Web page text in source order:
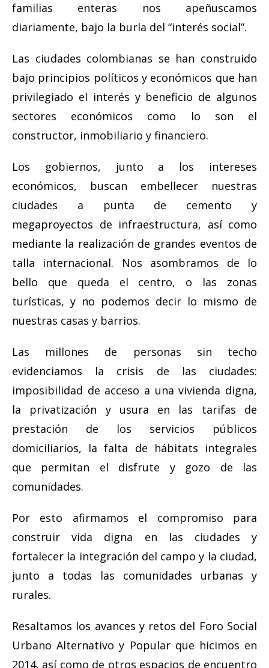
familias enteras nos apeñuscamos
diariamente, bajo la burla del “interés social”.
Las ciudades colombianas se han construido
bajo principios políticos y económicos que han
privilegiado el interés y beneficio de algunos
sectores económicos como lo son el
constructor, inmobiliario y financiero.
Los gobiernos, junto a los intereses
económicos, buscan embellecer nuestras
ciudades a punta de cemento y
megaproyectos de infraestructura, así como
mediante la realización de grandes eventos de
talla internacional. Nos asombramos de lo
bello que queda el centro, o las zonas
turísticas, y no podemos decir lo mismo de
nuestras casas y barrios.
Las millones de personas sin techo
evidenciamos la crisis de las ciudades:
imposibilidad de acceso a una vivienda digna,
la privatización y usura en las tarifas de
prestación de los servicios públicos
domiciliarios, la falta de hábitats integrales
que permitan el disfrute y gozo de las
comunidades.
Por esto afirmamos el compromiso para
construir vida digna en las ciudades y
fortalecer la integración del campo y la ciudad,
junto a todas las comunidades urbanas y
rurales.
Resaltamos los avances y retos del Foro Social
Urbano Alternativo y Popular que hicimos en
2014, así como de otros espacios de encuentro